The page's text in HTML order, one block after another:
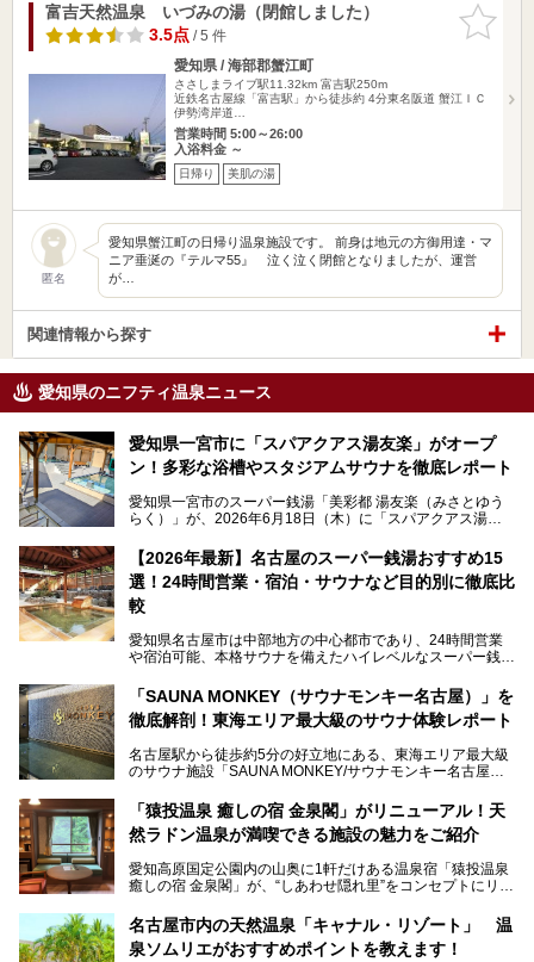
お気に入
りに追加
富吉天然温泉 いづみの湯（閉館しました）
3.5点/ 5 件
愛知県 / 海部郡蟹江町
ささしまライブ駅11.32km 富吉駅250m
近鉄名古屋線「富吉駅」から徒歩約 4分東名阪道 蟹江ＩＣ
伊勢湾岸道…
営業時間 5:00～26:00
入浴料金 ～
日帰り 美肌の湯
匿名
愛知県蟹江町の日帰り温泉施設です。 前身は地元の方御用達・マ
ニア垂涎の『テルマ55』 泣く泣く閉館となりましたが、運営
が…
関連情報から探す
愛知県のニフティ温泉ニュース
愛知県一宮市に「スパアクアス湯友楽」がオープ
ン！多彩な浴槽やスタジアムサウナを徹底レポート
愛知県一宮市のスーパー銭湯「美彩都 湯友楽（みさとゆう
らく）」が、2026年6月18日（木）に「スパアクアス湯友
この地で30年にわたり愛され続けてきた施設だからこそ、
地元住民をはじめオープンを待ちわびている人も多いのでは
ないでしょうか。
老朽化した設備の補修を機に、2年前からじっくり構想を練
ってきたというだけあって、館内の充実度は想像以上。
以前の4倍に拡張したという露天エリアや10の浴槽、40人収
容の巨大なスタジアムサウナに、岩盤浴やリラクゼーション
までまるごと楽しめる施設に生まれ変わりました。
今回は、全面リニューアルして新しくなった「スパアクアス
【2026年最新】名古屋のスーパー銭湯おすすめ15
選！24時間営業・宿泊・サウナなど目的別に徹底比
較
愛知県名古屋市は中部地方の中心都市であり、24時間営業
や宿泊可能、本格サウナを備えたハイレベルなスーパー銭湯
そのため、「日々の仕事の疲れを心身ともにリセットした
い」「休日に時間を忘れて1日中ダラダラ過ごしたい」「コ
くある点が魅力です！
お好みの温泉施設を見つけて楽しんでくださいね。
「SAUNA MONKEY（サウナモンキー名古屋）」を
徹底解剖！東海エリア最大級のサウナ体験レポート
名古屋駅から徒歩約5分の好立地にある、東海エリア最大級
のサウナ施設「SAUNA MONKEY/サウナモンキー名古屋」
「名古屋駅周辺ってサウナが少ないよね」という声をよく耳
にするだけあり、アクセスの良さにも胸が高鳴ります。
今回は普段は男性専用となっているパブリックサウナが、女
さっそく取材してきました！
「猿投温泉 癒しの宿 金泉閣」がリニューアル！天
然ラドン温泉が満喫できる施設の魅力をご紹介
愛知高原国定公園内の山奥に1軒だけある温泉宿「猿投温泉
癒しの宿 金泉閣」が、“しあわせ隠れ里”をコンセプトにリニ
天然ラドン温泉が堪能できるお風呂や、新設・改装された客
室、地元の食材と温泉水で作られたお料理……。
名古屋市内の天然温泉「キャナル・リゾート」 温
泉ソムリエがおすすめポイントを教えます！